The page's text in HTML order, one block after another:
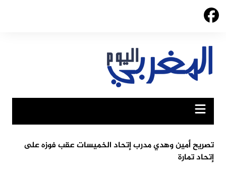
Skip
تصريح أمين وهدي مدرب إتحاد الخميسات عقب فوزه على
إتحاد تمارة